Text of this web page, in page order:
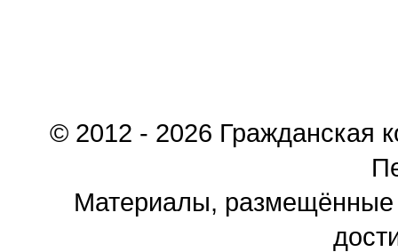
© 2012 - 2026 Гражданская
Материалы, размещённые